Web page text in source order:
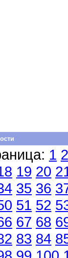
1 2
19 20
35 36
51 52
67 68
83 84